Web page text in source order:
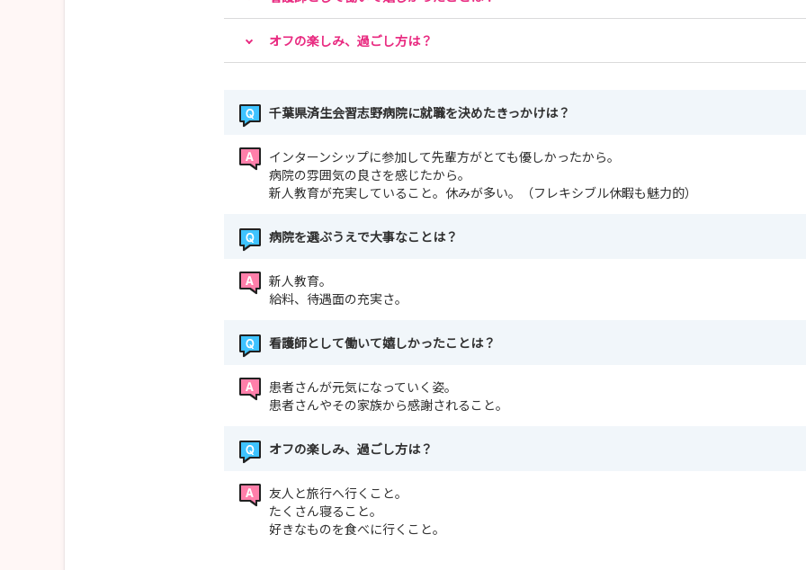
オフの楽しみ、過ごし方は？
千葉県済生会習志野病院に就職を決めたきっかけは？
インターンシップに参加して先輩方がとても優しかったから。
病院の雰囲気の良さを感じたから。
新人教育が充実していること。休みが多い。（フレキシブル休暇も魅力的）
病院を選ぶうえで大事なことは？
新人教育。
給料、待遇面の充実さ。
看護師として働いて嬉しかったことは？
患者さんが元気になっていく姿。
患者さんやその家族から感謝されること。
オフの楽しみ、過ごし方は？
友人と旅行へ行くこと。
たくさん寝ること。
好きなものを食べに行くこと。